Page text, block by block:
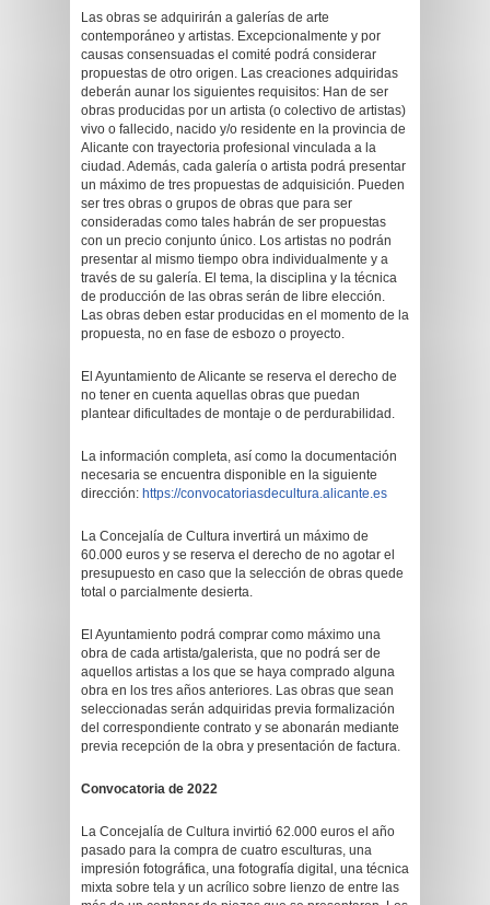
Las obras se adquirirán a galerías de arte
contemporáneo y artistas. Excepcionalmente y por
causas consensuadas el comité podrá considerar
propuestas de otro origen. Las creaciones adquiridas
deberán aunar los siguientes requisitos: Han de ser
obras producidas por un artista (o colectivo de artistas)
vivo o fallecido, nacido y/o residente en la provincia de
Alicante con trayectoria profesional vinculada a la
ciudad. Además, cada galería o artista podrá presentar
un máximo de tres propuestas de adquisición. Pueden
ser tres obras o grupos de obras que para ser
consideradas como tales habrán de ser propuestas
con un precio conjunto único. Los artistas no podrán
presentar al mismo tiempo obra individualmente y a
través de su galería. El tema, la disciplina y la técnica
de producción de las obras serán de libre elección.
Las obras deben estar producidas en el momento de la
propuesta, no en fase de esbozo o proyecto.
El Ayuntamiento de Alicante se reserva el derecho de
no tener en cuenta aquellas obras que puedan
plantear dificultades de montaje o de perdurabilidad.
La información completa, así como la documentación
necesaria se encuentra disponible en la siguiente
dirección: https://convocatoriasdecultura.alicante.es
La Concejalía de Cultura invertirá un máximo de
60.000 euros y se reserva el derecho de no agotar el
presupuesto en caso que la selección de obras quede
total o parcialmente desierta.
El Ayuntamiento podrá comprar como máximo una
obra de cada artista/galerista, que no podrá ser de
aquellos artistas a los que se haya comprado alguna
obra en los tres años anteriores. Las obras que sean
seleccionadas serán adquiridas previa formalización
del correspondiente contrato y se abonarán mediante
previa recepción de la obra y presentación de factura.
Convocatoria de 2022
La Concejalía de Cultura invirtió 62.000 euros el año
pasado para la compra de cuatro esculturas, una
impresión fotográfica, una fotografía digital, una técnica
mixta sobre tela y un acrílico sobre lienzo de entre las